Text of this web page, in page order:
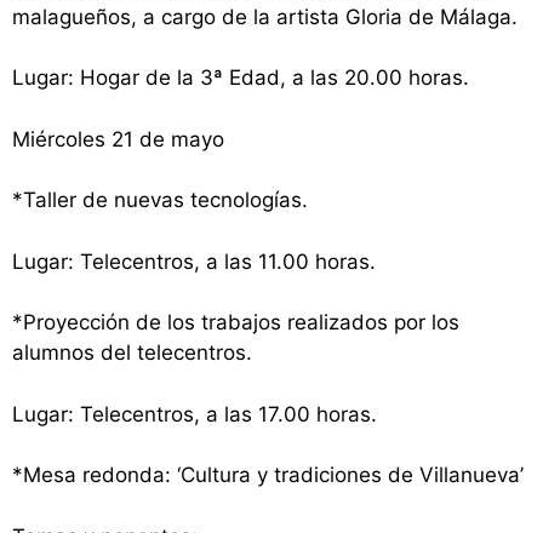
malagueños, a cargo de la artista Gloria de Málaga.
Lugar: Hogar de la 3ª Edad, a las 20.00 horas.
Miércoles 21 de mayo
*Taller de nuevas tecnologías.
Lugar: Telecentros, a las 11.00 horas.
*Proyección de los trabajos realizados por los
alumnos del telecentros.
Lugar: Telecentros, a las 17.00 horas.
*Mesa redonda: ‘Cultura y tradiciones de Villanueva’